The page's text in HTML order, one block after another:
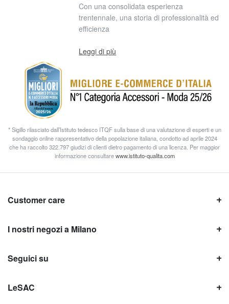
Con una consolidata esperienza
trentennale, una storia di professionalità ed
efficienza
Leggi di più
* Sigillo rilasciato dall’Istituto tedesco ITQF sulla base di una valutazione di esperti e un
sondaggio online rappresentativo della popolazione italiana, condotto ad aprile 2024
che ha raccolto 322.797 giudizi di clienti dietro pagamento di una licenza. Per maggior
informazione consultarewww.istituto-qualita.com
Customer care
I nostri negozi a Milano
Seguici su
LeSAC